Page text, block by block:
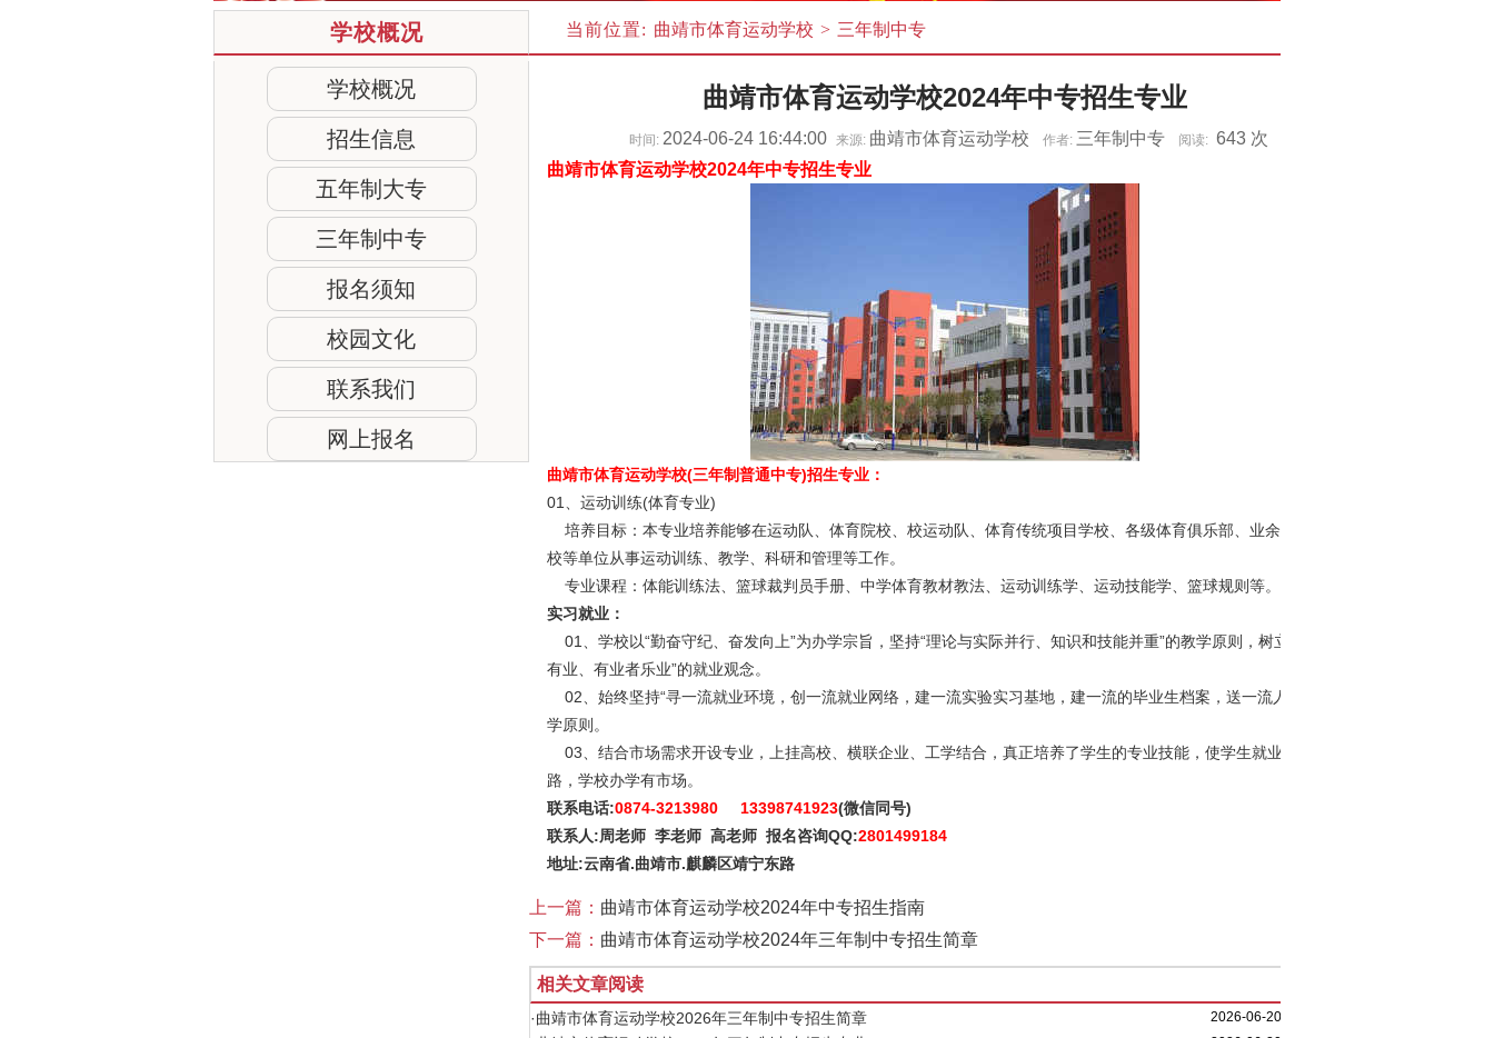
当前位置: 曲靖市体育运动学校 > 三年制中专
曲靖市体育运动学校2024年中专招生专业
时间: 2024-06-24 16:44:00 来源: 曲靖市体育运动学校 作者: 三年制中专 阅读: 643 次
曲靖市体育运动学校2024年中专招生专业
曲靖市体育运动学校(三年制普通中专)招生专业：
01、运动训练(体育专业)
培养目标：本专业培养能够在运动队、体育院校、校运动队、体育传统项目学校、各级体育俱乐部、业余体育学
校等单位从事运动训练、教学、科研和管理等工作。
专业课程：体能训练法、篮球裁判员手册、中学体育教材教法、运动训练学、运动技能学、篮球规则等。
实习就业：
01、学校以“勤奋守纪、奋发向上”为办学宗旨，坚持“理论与实际并行、知识和技能并重”的教学原则，树立“无业者
有业、有业者乐业”的就业观念。
02、始终坚持“寻一流就业环境，创一流就业网络，建一流实验实习基地，建一流的毕业生档案，送一流人才”的办
学原则。
03、结合市场需求开设专业，上挂高校、横联企业、工学结合，真正培养了学生的专业技能，使学生就业有门
路，学校办学有市场。
联系电话:0874-3213980 13398741923(微信同号)
联系人:周老师 李老师 高老师 报名咨询QQ:2801499184
地址:云南省.曲靖市.麒麟区靖宁东路
上一篇： 曲靖市体育运动学校2024年中专招生指南
下一篇： 曲靖市体育运动学校2024年三年制中专招生简章
相关文章阅读
·曲靖市体育运动学校2026年三年制中专招生简章 2026-06-20
学校概况
学校概况
招生信息
五年制大专
三年制中专
报名须知
校园文化
联系我们
网上报名